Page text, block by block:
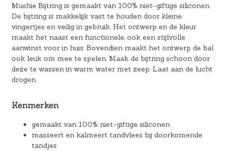
Mushie Bijtring is gemaakt van 100% niet-giftige siliconen.
De bijtring is makkelijk vast te houden door kleine
vingertjes en veilig in gebruik. Het ontwerp en de kleur
maakt het naast een functionele, ook een stijlvolle
aanwinst voor in huis. Bovendien maakt het ontwerp de bal
ook leuk om mee te spelen. Maak de bijtring schoon door
deze te wassen in warm water met zeep. Laat aan de lucht
drogen.
Kenmerken
gemaakt van 100% niet-giftige siliconen
masseert en kalmeert tandvlees bij doorkomende
tandjes